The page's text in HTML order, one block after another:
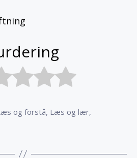
og forstå, Læs og lær,